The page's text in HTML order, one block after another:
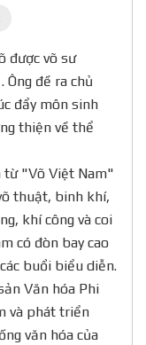
được võ sư
Ông đề ra chủ
đẩy môn sinh
thiện về thể
"Võ Việt Nam"
thuật, binh khí,
khí công và coi
có đòn bay cao
buổi biểu diễn.
Văn hóa Phi
và phát triển
văn hóa của